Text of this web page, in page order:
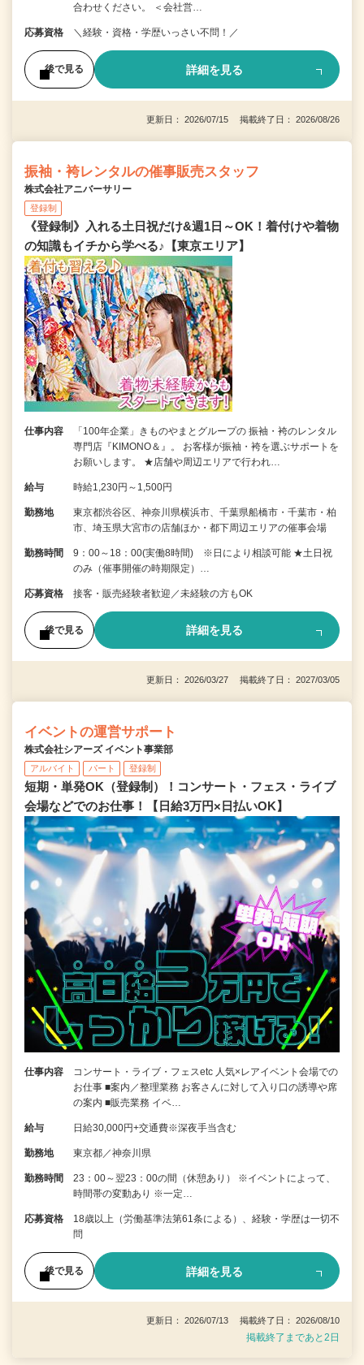
合わせください。 ＜会社営…
応募資格 ＼経験・資格・学歴いっさい不問！／
後で見る 詳細を見る
更新日： 2026/07/15 掲載終了日： 2026/08/26
振袖・袴レンタルの催事販売スタッフ
株式会社アニバーサリー
登録制
《登録制》入れる土日祝だけ&週1日～OK！着付けや着物
の知識もイチから学べる♪【東京エリア】
仕事内容
「100年企業」きものやまとグループの 振袖・袴のレンタル
専門店『KIMONO＆』。 お客様が振袖・袴を選ぶサポートを
お願いします。 ★店舗や周辺エリアで行われ…
給与 時給1,230円～1,500円
勤務地
東京都渋谷区、神奈川県横浜市、千葉県船橋市・千葉市・柏
市、埼玉県大宮市の店舗ほか・都下周辺エリアの催事会場
勤務時間
9：00～18：00(実働8時間) ※日により相談可能 ★土日祝
のみ（催事開催の時期限定）…
応募資格 接客・販売経験者歓迎／未経験の方もOK
後で見る 詳細を見る
更新日： 2026/03/27 掲載終了日： 2027/03/05
イベントの運営サポート
株式会社シアーズ イベント事業部
アルバイト パート 登録制
短期・単発OK（登録制）！コンサート・フェス・ライブ
会場などでのお仕事！【日給3万円×日払いOK】
仕事内容
コンサート・ライブ・フェスetc 人気×レアイベント会場での
お仕事 ■案内／整理業務 お客さんに対して入り口の誘導や席
の案内 ■販売業務 イベ…
給与 日給30,000円+交通費※深夜手当含む
勤務地 東京都／神奈川県
勤務時間
23：00～翌23：00の間（休憩あり） ※イベントによって、
時間帯の変動あり ※一定…
応募資格
18歳以上（労働基準法第61条による）、経験・学歴は一切不
問
後で見る 詳細を見る
更新日： 2026/07/13 掲載終了日： 2026/08/10
掲載終了まであと2日